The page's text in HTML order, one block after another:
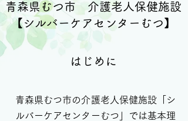
​青森県むつ市 介護老人保健施設
【シルバーケアセンターむつ】
​はじめに
青森県むつ市の介護老人保健施設「シ
ルバーケアセンターむつ」では基本理